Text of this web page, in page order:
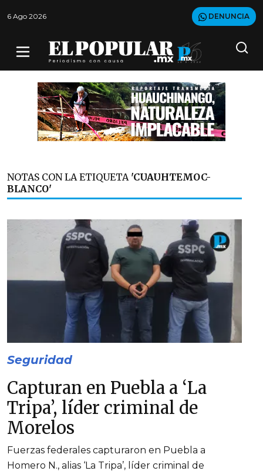
6 Ago 2026 DENUNCIA
NOTAS CON LA ETIQUETA 'CUAUHTEMOC-
BLANCO'
Seguridad
Capturan en Puebla a ‘La
Tripa’, líder criminal de
Morelos
Fuerzas federales capturaron en Puebla a
Homero N., alias ‘La Tripa’, líder criminal de